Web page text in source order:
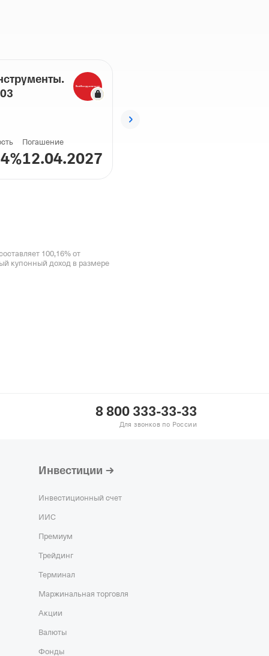
%
Погашение
12.04.2027
100,16% от
купонный доход в размере
8 800 333-33-33
Для звонков по России
Инвестиции
Инвестиционный счет
ИИС
Премиум
Трейдинг
Терминал
Маржинальная торговля
Акции
Валюты
Фонды